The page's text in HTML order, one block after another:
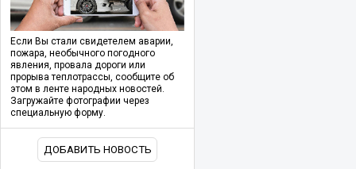
Если Вы стали свидетелем аварии,
пожара, необычного погодного
явления, провала дороги или
прорыва теплотрассы, сообщите об
этом в ленте народных новостей.
Загружайте фотографии через
специальную форму.
ДОБАВИТЬ НОВОСТЬ